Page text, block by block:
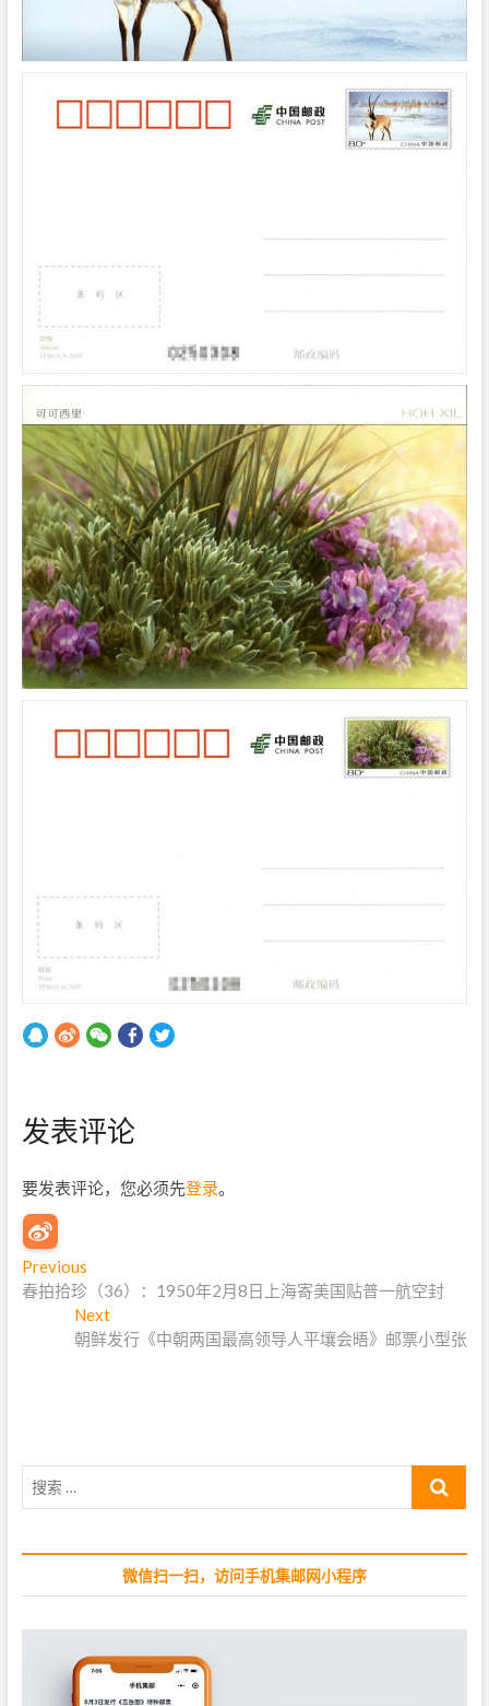
发表评论
要发表评论，您必须先登录。
文
章
Previous
r
e
v
s
:
春拍拾珍（36）：1950年2月8日上海寄美国贴普一航空封
Next
e
:
朝鲜发行《中朝两国最高领导人平壤会晤》邮票小型张
微信扫一扫，访问手机集邮网小程序